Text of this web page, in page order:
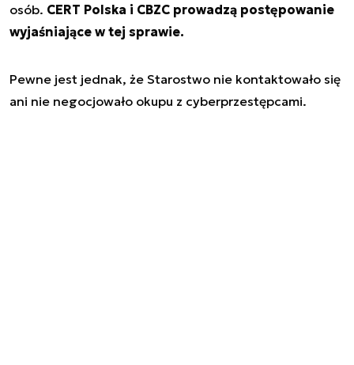
osób. CERT Polska i CBZC prowadzą postępowanie
wyjaśniające w tej sprawie.
Pewne jest jednak, że Starostwo nie kontaktowało się
ani nie negocjowało okupu z cyberprzestępcami.